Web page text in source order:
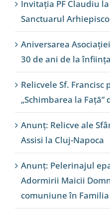
Invitația PF Claudiu
Sanctuarul
Aniversarea
30 de ani de la
Relicvele Sf.
„Schimbarea la Față”
Anunț: Relicve ale
Assisi la Cluj-Napoca
Anunț: Pelerinajul
Adormirii Maicii
comuniune în